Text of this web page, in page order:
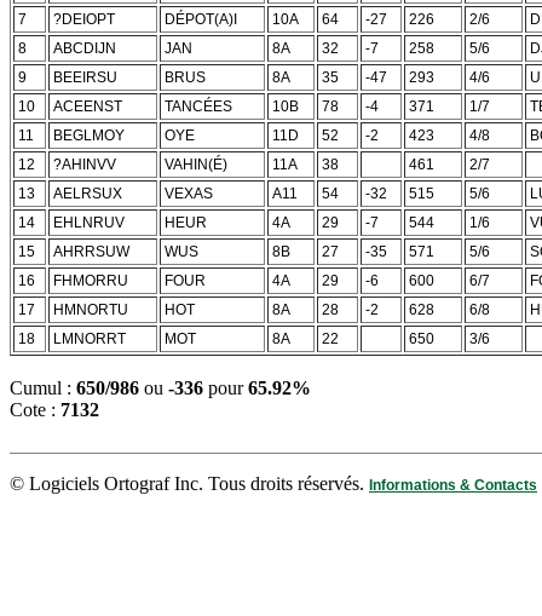
7
?DEIOPT DÉPOT(A)I 10A 64 -27 226 2/6
8
ABCDIJN JAN 8A 32 -7 258 5/6
9
BEEIRSU BRUS 8A 35 -47 293 4/6
10
ACEENST TANCÉES 10B 78 -4 371 1/7
11
BEGLMOY OYE 11D 52 -2 423 4/8
12
?AHINVV VAHIN(É) 11A 38 461
2/7
13
AELRSUX VEXAS A11 54 -32 515 5/6
14
EHLNRUV HEUR 4A 29 -7 544 1/6
15
AHRRSUW WUS 8B 27 -35 571 5/6
16
FHMORRU FOUR 4A 29 -6 600 6/7
17
HMNORTU HOT 8A 28 -2 628 6/8
18
LMNORRT MOT 8A 22 650 3/6
Cumul : 650/986 ou -336 pour65.92%
Cote : 7132
© Logiciels Ortograf Inc. Tous droits réservés. Informations & Contacts